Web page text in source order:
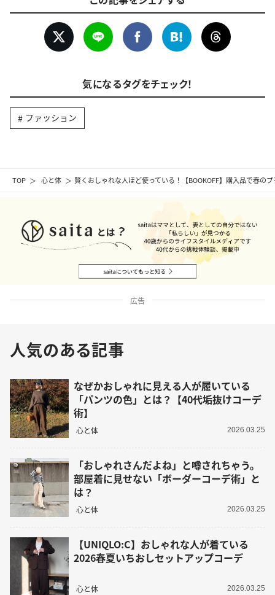
TOP 心と体 賢くおしゃれな人ほど使っている！【BOOKOFF】購入品で春の
気になるタグをチェック！
ファッション
広告
人気のある記事
なぜかおしゃれに見える人が履いている
「パンツの色」とは？【40代垢抜けコーデ
術】
心と体 2026.03.25
「おしゃれさんだよね」と噂されちゃう。
部屋着に見せない「ボーダーコーデ術」と
は？
心と体 2026.03.25
【UNIQLO:C】おしゃれな人が着ている
2026春夏いちおしセットアップコーデ
心と体 2026.03.25